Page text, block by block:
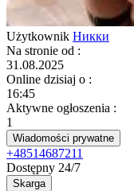
Użytkownik Никки
Na stronie od :
31.08.2025
Online dzisiaj o :
16:45
Aktywne ogłoszenia :
1
Wiadomości prywatne
+48514687211
Dostępny 24/7
Skarga